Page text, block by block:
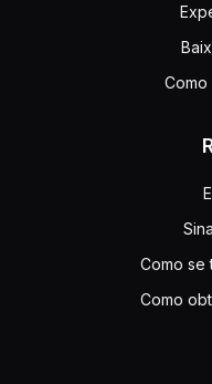
Como
Como se
Como